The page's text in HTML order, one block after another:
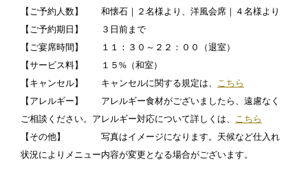
【ご予約人数】 和懐石｜２名様より、洋風会席｜４名様より
【ご予約期日】
３日前まで
【ご宴席時間】 １１：３０～２２：００（退室）
【サービス料】
１５%（和室）
【キャンセル】 キャンセルに関する規定は、 こちら
【アレルギー】 アレルギー食材がございましたら、遠慮なく
ご相談ください。アレルギー対応について詳しくは、 こちら
【その他】 写真はイメージになります。天候など仕入れ
状況によりメニュー内容が変更となる場合がございます。